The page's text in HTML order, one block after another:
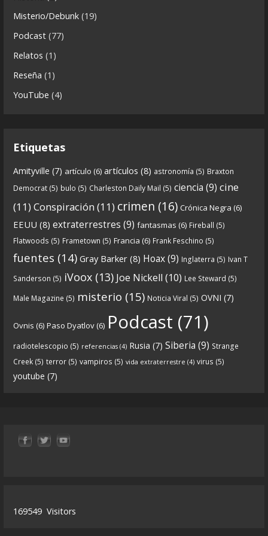
https://www.ivoox.com/cdn-6x06-8211-qanon-
parte-2-la-forja-audios-mp3_rf_67540152_1.html
Continuamos el especial Qanon con esta segunda
6 0 View on facebook
Crónicas de Nantucket
Descargar
https://www.ivoox.com/cdn-6x05-8211-qanon-
parte-1-origenes-audios-mp3_rf_67157433_1.html
Tras una exhaustiva investigación en los orígenes
y desarrollo de Qanon, la madre de todas las
more
sMisterio/Debunk (19)
Podcast (77)
Relatos (1)
Reseña (1)
YouTube (4)
Etiquetas
Amityville (7) artículo (6) artículos (8) astronomía (5) Braxton
Democrat (5) bulo (5) Charleston Daily Mail (5) ciencia (9) cine
(11) Conspiración (11) crimen (16) Crónica Negra (6)
EEUU (8) extraterrestres (9) fantasmas (6) Fireball (5)
Flatwoods (5) Frametown (5) Francia (6) Frank Feschino (5)
fuentes (14) Gray Barker (8) Hoax(9) Inglaterra (5) Ivan T
Sanderson (5) iVoox (13) Joe Nickell (10) Lee Steward (5)
Male Magazine (5) misterio (15) Noticia Viral (5) OVNI (7)
Ovnis (6) Paso Dyatlov (6) Podcast (71)
radiotelescopio (5) referencias (4) Rusia (7) Siberia (9) Strange
Creek (5) terror (5) vampiros (5) vida extraterrestre (4) virus (5)
youtube (7)
169549 Visitors